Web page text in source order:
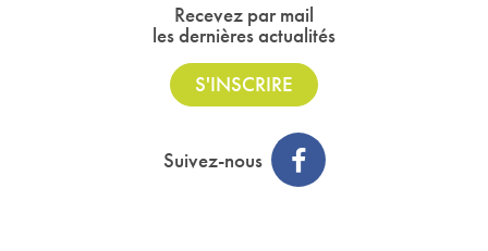
Recevez par mail
les dernières actualités
S'INSCRIRE
Suivez-nous